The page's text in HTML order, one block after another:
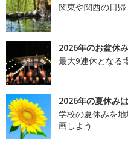
関東や関西の日
2026年のお盆休
最大9連休となる
2026年の夏休み
学校の夏休みを
画しよう